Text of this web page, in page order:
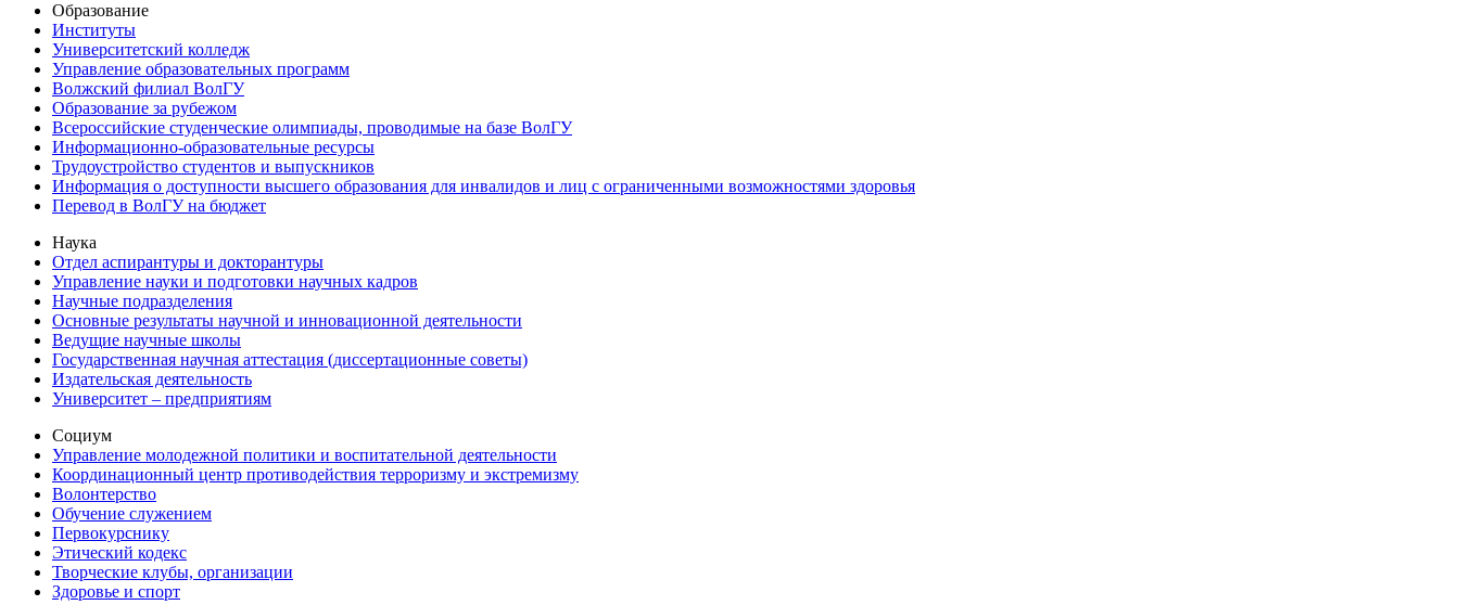
Образование
Институты
Университетский колледж
Управление образовательных программ
Волжский филиал ВолГУ
Образование за рубежом
Всероссийские студенческие олимпиады, проводимые на базе ВолГУ
Информационно-образовательные ресурсы
Трудоустройство студентов и выпускников
Информация о доступности высшего образования для инвалидов и лиц с ограниченными возможностями здоровья
Перевод в ВолГУ на бюджет
Наука
Отдел аспирантуры и докторантуры
Управление науки и подготовки научных кадров
Научные подразделения
Основные результаты научной и инновационной деятельности
Ведущие научные школы
Государственная научная аттестация (диссертационные советы)
Издательская деятельность
Университет – предприятиям
Социум
Управление молодежной политики и воспитательной деятельности
Координационный центр противодействия терроризму и экстремизму
Волонтерство
Обучение служением
Первокурснику
Этический кодекс
Творческие клубы, организации
Здоровье и спорт